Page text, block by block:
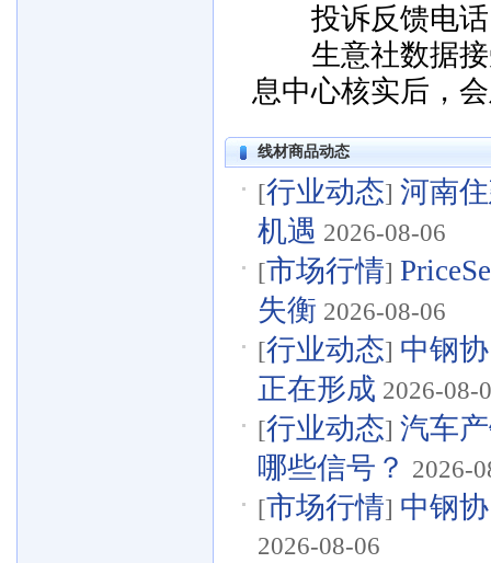
投诉反馈电话
生意社数据接
息中心核实后，
线材商品动态
[行业动态] 河南
机遇 2026-08-06
[市场行情]
失衡 2026-08-06
[行业动态] 中钢
正在形成 2026-08-
[行业动态] 汽车
哪些信号？ 2026-
[市场行情] 中钢
2026-08-06